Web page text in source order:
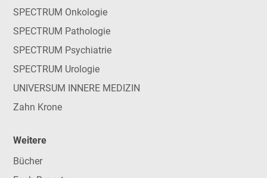
SPECTRUM Onkologie
SPECTRUM Pathologie
SPECTRUM Psychiatrie
SPECTRUM Urologie
UNIVERSUM INNERE MEDIZIN
Zahn Krone
Weitere
Bücher